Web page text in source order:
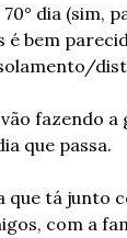
dia (sim,
bem
fazendo
que passa.
tá junto
com a